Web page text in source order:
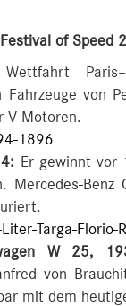
of Speed
von
V-Motoren.
1896
Er gewinnt vor
Mercedes-
Targa-Florio-
W 25,
von
mit dem